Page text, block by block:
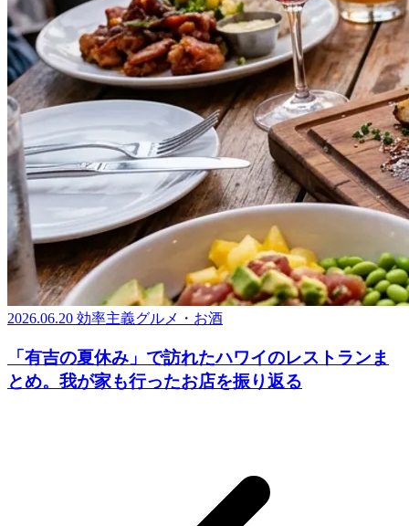
2026.06.20 効率主義グルメ・お酒
「有吉の夏休み」で訪れたハワイのレストランま
とめ。我が家も行ったお店を振り返る